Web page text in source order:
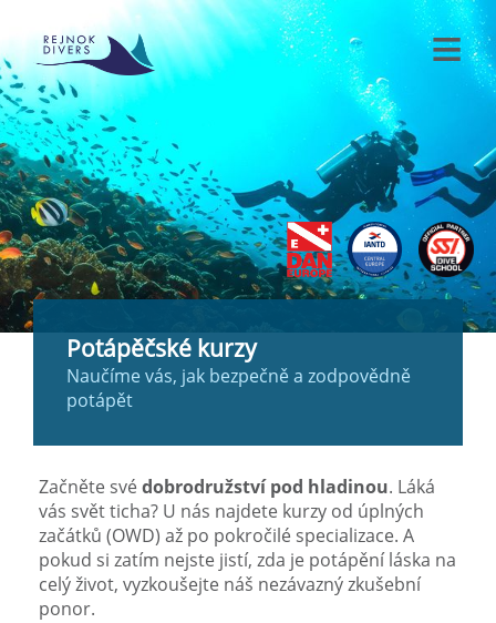
Potápěčské kurzy
Naučíme vás, jak bezpečně a zodpovědně
potápět
Začněte své dobrodružství pod hladinou. Láká
vás svět ticha? U nás najdete kurzy od úplných
začátků (OWD) až po pokročilé specializace. A
pokud si zatím nejste jistí, zda je potápění láska na
celý život, vyzkoušejte náš nezávazný zkušební
ponor.